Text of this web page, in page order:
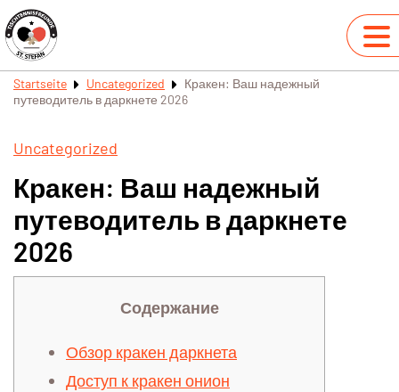
Startseite Uncategorized
Кракен: Ваш надежный
путеводитель в даркнете 2026
Uncategorized
Кракен: Ваш надежный
путеводитель в даркнете
2026
Содержание
Обзор кракен даркнета
Доступ к кракен онион